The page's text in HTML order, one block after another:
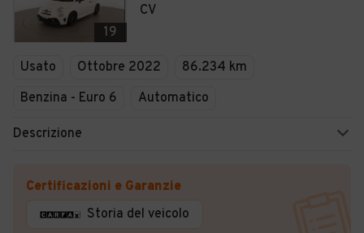
19
CV
Usato Ottobre 2022
86.234 km
Benzina - Euro 6
Automatico
Descrizione
Certificazioni e Garanzie
Storia del veicolo